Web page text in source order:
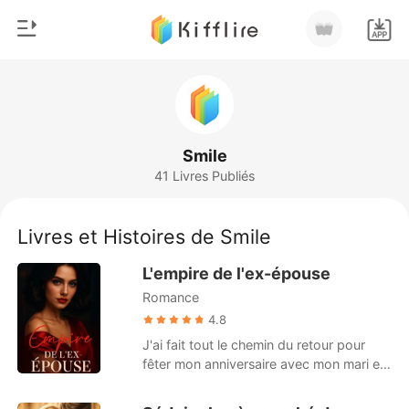
Télécharger l'appli
Loup-garou
Romance
Milliardaire
Classement
Smile
41 Livres Publiés
Livres et Histoires de Smile
L'empire de l'ex-épouse
Romance
4.8
J'ai fait tout le chemin du retour pour
fêter mon anniversaire avec mon mari et